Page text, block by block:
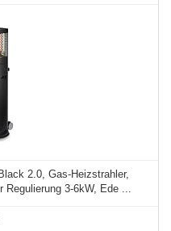
2.0, Gas-Heizstrahler,
3-6kW, Ede ...